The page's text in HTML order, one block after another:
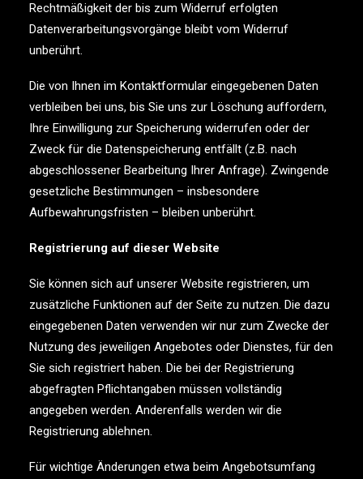
Rechtmäßigkeit der bis zum Widerruf erfolgten
Datenverarbeitungsvorgänge bleibt vom Widerruf
unberührt.
Die von Ihnen im Kontaktformular eingegebenen Daten
verbleiben bei uns, bis Sie uns zur Löschung auffordern,
Ihre Einwilligung zur Speicherung widerrufen oder der
Zweck für die Datenspeicherung entfällt (z.B. nach
abgeschlossener Bearbeitung Ihrer Anfrage). Zwingende
gesetzliche Bestimmungen – insbesondere
Aufbewahrungsfristen – bleiben unberührt.
Registrierung auf dieser Website
Sie können sich auf unserer Website registrieren, um
zusätzliche Funktionen auf der Seite zu nutzen. Die dazu
eingegebenen Daten verwenden wir nur zum Zwecke der
Nutzung des jeweiligen Angebotes oder Dienstes, für den
Sie sich registriert haben. Die bei der Registrierung
abgefragten Pflichtangaben müssen vollständig
angegeben werden. Anderenfalls werden wir die
Registrierung ablehnen.
Für wichtige Änderungen etwa beim Angebotsumfang